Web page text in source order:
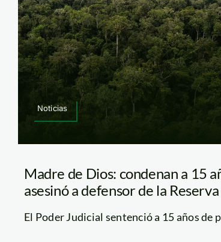
Noticias
Madre de Dios: condenan a 15
asesinó a defensor de la
El Poder Judicial sentenció a 15 años de